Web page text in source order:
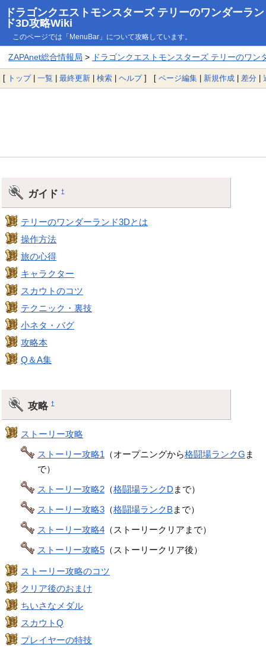
ドラゴンクエストモンスターズ テリーのワンダーラン
ド3D攻略Wiki
このページでは「MenuBar」について攻略しています。
ZAPAnet総合情報局 > ドラゴンクエストモンスターズ テリーのワン
[ トップ| 一覧 | 最終更新 | 検索 | ヘルプ] [ ページ編集 | 新規作成 | 差分 |
ガイド†
テリーのワンダーランド3Dとは
操作方法
旅の心得
キャラクター
スカウトのコツ
テクニック・裏技
小ネタ・バグ
攻略本
Q＆A集
攻略†
ストーリー攻略
ストーリー攻略1 （オープニングから格闘場ランクG ま
で）
ストーリー攻略2 （格闘場ランクD まで）
ストーリー攻略3 （格闘場ランクBまで）
ストーリー攻略4 （ストーリークリアまで）
ストーリー攻略5 （ストーリークリア後）
ストーリー攻略のコツ
クリア後のおまけ
ちいさなメダル
スカウトQ
プレイヤーの特技